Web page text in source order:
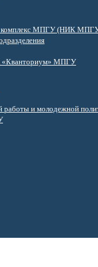
комплекс МПГУ (НИК
«Кванториум» МПГУ
работы и молодежной